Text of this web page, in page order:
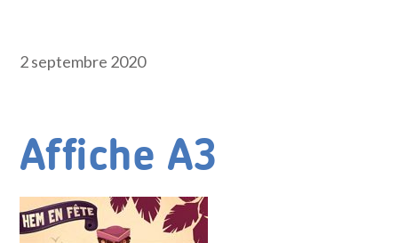
2 septembre 2020
Affiche A3